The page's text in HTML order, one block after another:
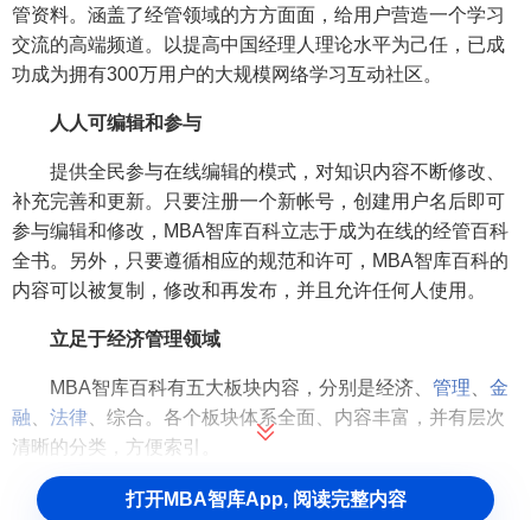
管资料。涵盖了经管领域的方方面面，给用户营造一个学习
交流的高端频道。以提高中国经理人理论水平为己任，已成
功成为拥有300万用户的大规模网络学习互动社区。
人人可编辑和参与
提供全民参与在线编辑的模式，对知识内容不断修改、
补充完善和更新。只要注册一个新帐号，创建用户名后即可
参与编辑和修改，MBA智库百科立志于成为在线的经管百科
全书。另外，只要遵循相应的规范和许可，MBA智库百科的
内容可以被复制，修改和再发布，并且允许任何人使用。
立足于经济管理领域
MBA智库百科有五大板块内容，分别是经济、 管理
金
融
法律 、综合。各个板块体系全面、内容丰富，并有层次
清晰的分类，方便索引。
MBA智库百科目标受众
打开MBA智库App, 阅读完整内容